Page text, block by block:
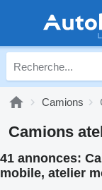
Camions
Camions
41 annonces:
mobile, atelier